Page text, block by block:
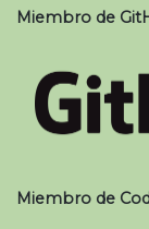
Miembro de
Miembro de